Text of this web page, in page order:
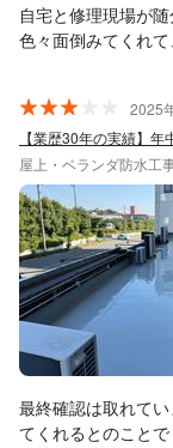
自宅と修理現場が
色々面倒みてくれて
2025
【業歴30年の実績】
屋上・ベランダ防水工
最終確認は取れて
てくれるとのことで